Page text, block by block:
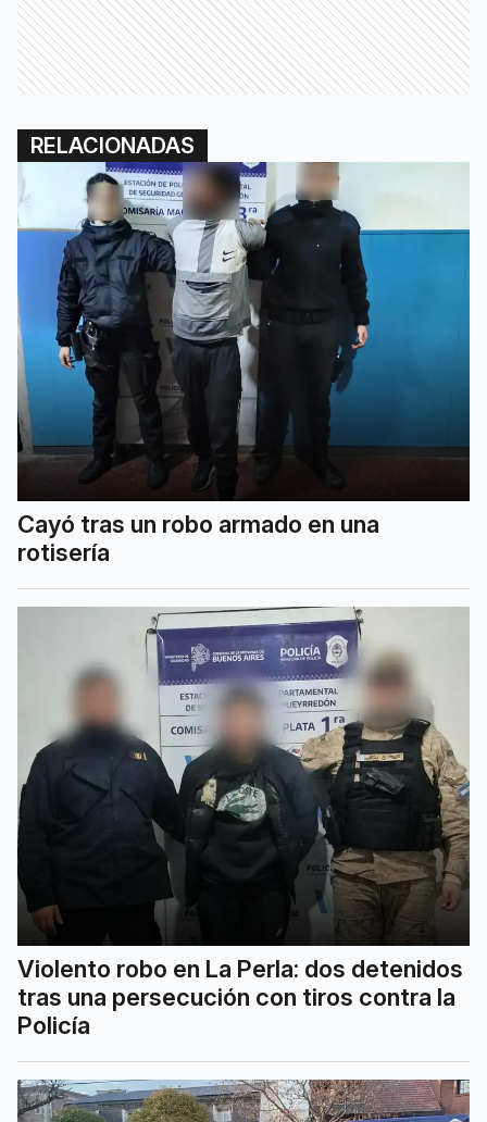
RELACIONADAS
Cayó tras un robo armado en una
rotisería
Violento robo en La Perla: dos detenidos
tras una persecución con tiros contra la
Policía